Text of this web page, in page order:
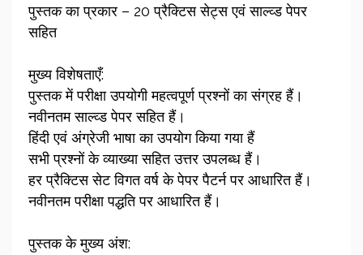
पुस्तक का प्रकार – 20 प्रैक्टिस सेट्स एवं साल्व्ड पेपर
सहित
मुख्य विशेषताएँ:
पुस्तक में परीक्षा उपयोगी महत्वपूर्ण प्रश्नों का संग्रह हैं।
नवीनतम साल्व्ड पेपर सहित हैं।
हिंदी एवं अंग्रेजी भाषा का उपयोग किया गया हैं
सभी प्रश्नों के व्याख्या सहित उत्तर उपलब्ध हैं।
हर प्रैक्टिस सेट विगत वर्ष के पेपर पैटर्न पर आधारित हैं।
नवीनतम परीक्षा पद्धति पर आधारित हैं।
पुस्तक के मुख्य अंश: